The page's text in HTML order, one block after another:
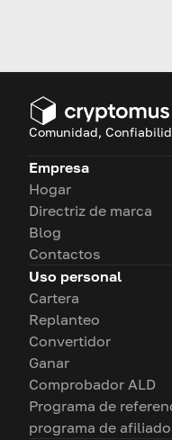
Comunidad,
Empresa
Hogar
Directriz de marca
Blog
Contactos
Uso personal
Cartera
Replanteo
Convertidor
Ganar
Comprobador ALD
Programa de
programa de